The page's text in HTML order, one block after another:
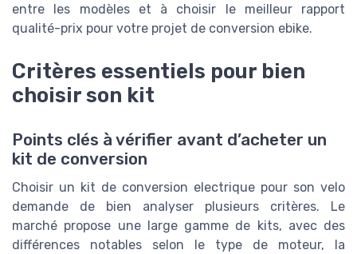
entre les modèles et à choisir le meilleur rapport
qualité-prix pour votre projet de conversion ebike.
Critères essentiels pour bien
choisir son kit
Points clés à vérifier avant d’acheter un
kit de conversion
Choisir un kit de conversion electrique pour son velo
demande de bien analyser plusieurs critères. Le
marché propose une large gamme de kits, avec des
différences notables selon le type de moteur, la